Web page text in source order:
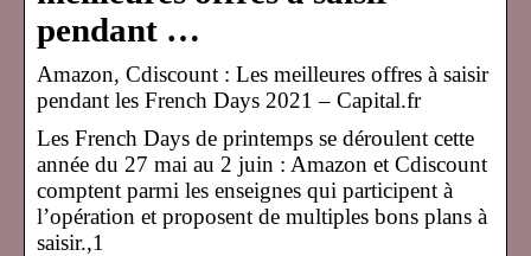
pendant …
Amazon, Cdiscount : Les meilleures offres à saisir
pendant les French Days 2021 – Capital.fr
Les French Days de printemps se déroulent cette
année du 27 mai au 2 juin : Amazon et Cdiscount
comptent parmi les enseignes qui participent à
l’opération et proposent de multiples bons plans à
saisir.,1